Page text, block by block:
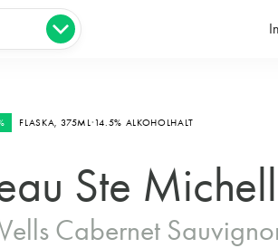
FLASKA,375ML 14.5% ALKOHOLHALT
Ste
Cabernet